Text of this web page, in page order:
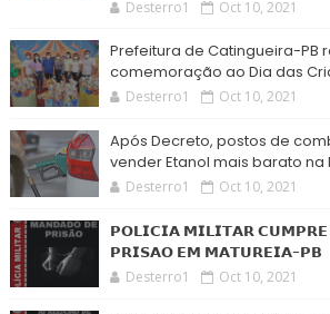
Desterro1 Oct 10, 2021
Prefeitura de Catingueira-PB
comemoração ao Dia das
Desterro1 Oct 10, 2021
Após Decreto, postos de
vender Etanol mais barato na
Desterro1 Oct 10, 2021
𝗣𝗢𝗟𝗜𝗖𝗜𝗔 𝗠𝗜𝗟𝗜𝗧𝗔𝗥
𝗣𝗥𝗜𝗦𝗔𝗢 𝗘𝗠 𝗠𝗔𝗧𝗨𝗥𝗘𝗜𝗔-𝗣𝗕
Desterro1 Oct 10, 2021